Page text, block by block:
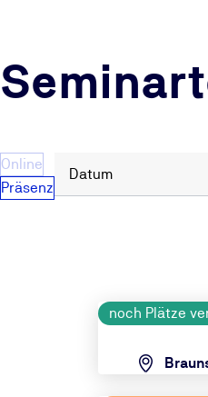
Online
Präsenz
Datum
noch Plätze